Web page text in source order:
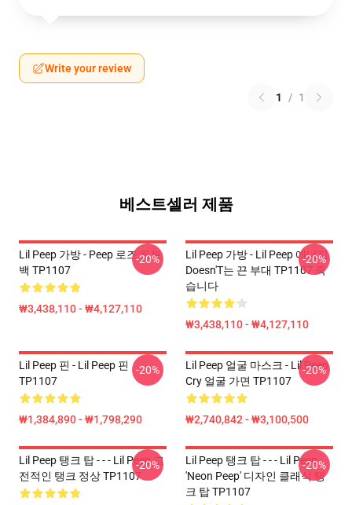
Write your review
1 / 1
베스트셀러 제품
Lil Peep 가방 - Peep 로즈 토트
백 TP1107
₩3,438,110 - ₩4,127,110
-20%
Lil Peep 가방 - Lil Peep 에너지
Doesn'T는 끈 부대 TP1107 죽
습니다
₩3,438,110 - ₩4,127,110
-20%
Lil Peep 핀 - Lil Peep 핀
TP1107
₩1,384,890 - ₩1,798,290
-20%
Lil Peep 얼굴 마스크 - Lil Peep
Cry 얼굴 가면 TP1107
₩2,740,842 - ₩3,100,500
-20%
Lil Peep 탱크 탑 - - - Lil Peep 고
전적인 탱크 정상 TP1107
-20%
Lil Peep 탱크 탑 - - - Lil Peep
'Neon Peep' 디자인 클래식 탱
크 탑 TP1107
-20%